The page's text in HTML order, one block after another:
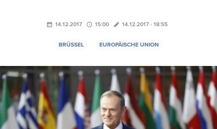
14.12.2017 15:00 14.12.2017 - 18:55
BRÜSSEL EUROPÄISCHE UNION